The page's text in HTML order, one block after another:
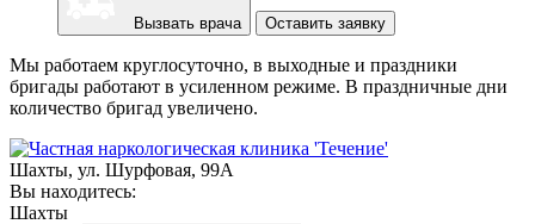
Вызвать врача Оставить заявку
Мы работаем круглосуточно, в выходные и праздники
бригады работают в усиленном режиме. В праздничные дни
количество бригад увеличено.
Шахты, ул. Шурфовая, 99А
Вы находитесь:
Шахты